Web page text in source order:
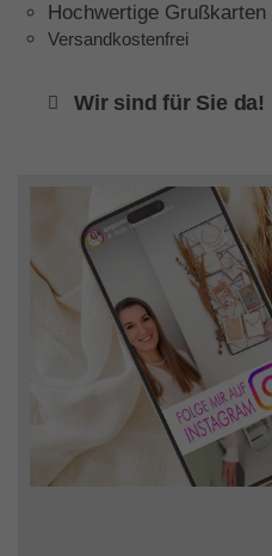
Hochwertige Grußkarten
Versandkostenfrei
Wir sind für Sie da!